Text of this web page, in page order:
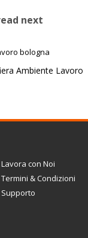
next
Ambiente Lavoro
Lavora con Noi
Termini & Condizioni
Supporto